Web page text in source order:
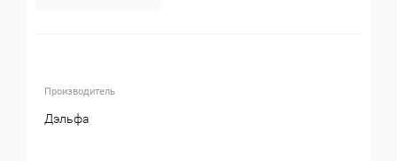
Производитель
Дэльфа